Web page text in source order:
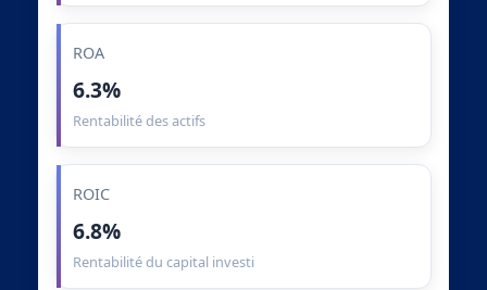
ROA
6.3%
Rentabilité des actifs
ROIC
6.8%
Rentabilité du capital investi